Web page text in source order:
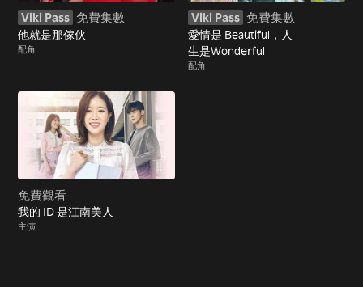
Viki Pass 免費集數
他就是那傢伙
配角
Viki Pass 免費集數
愛情是 Beautiful，人
生是Wonderful
配角
免費觀看
我的 ID 是江南美人
主演